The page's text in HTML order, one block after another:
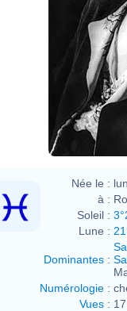
Née le :
à :
Soleil :
Lune :
Dominantes :
Numérologie :
Vues :